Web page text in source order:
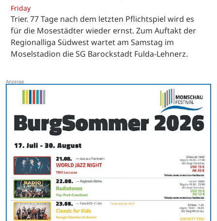
Friday
Trier. 77 Tage nach dem letzten Pflichtspiel wird es
für die Mosestädter wieder ernst. Zum Auftakt der
Regionalliga Südwest wartet am Samstag im
Moselstadion die SG Barockstadt Fulda-Lehnerz.